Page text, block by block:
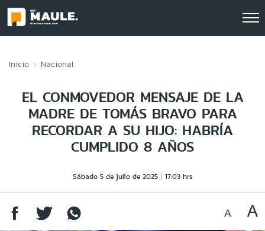
Inicio Nacional
EL CONMOVEDOR MENSAJE DE LA
MADRE DE TOMÁS BRAVO PARA
RECORDAR A SU HIJO: HABRÍA
CUMPLIDO 8 AÑOS
Sábado 5 de julio de 2025 17:03 hrs